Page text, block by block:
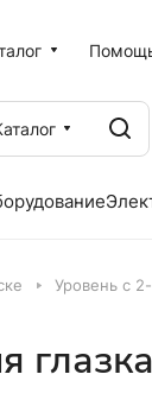
Уровень с